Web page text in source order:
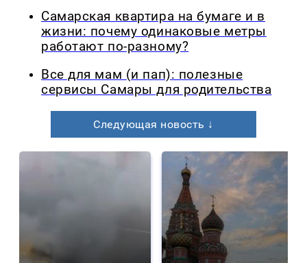
Самарская квартира на бумаге и в
жизни: почему одинаковые метры
работают по-разному?
Все для мам (и пап): полезные
сервисы Самары для родительства
Следующая новость ↓